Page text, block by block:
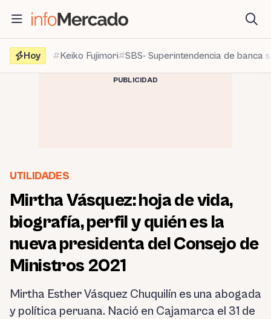
contenido
Hoy
Keiko Fujimori SBS- Superintendencia de banca
PUBLICIDAD
UTILIDADES
Mirtha Vásquez: hoja de vida,
biografía, perfil y quién es la
nueva presidenta del Consejo de
Ministros 2021
Mirtha Esther Vásquez Chuquilín es una abogada
y política peruana. Nació en Cajamarca el 31 de